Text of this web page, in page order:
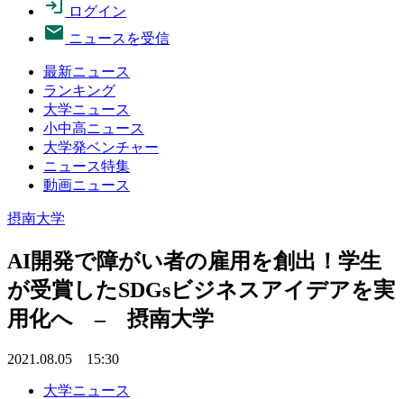
ログイン
ニュースを受信
最新ニュース
ランキング
大学ニュース
小中高ニュース
大学発ベンチャー
ニュース特集
動画ニュース
摂南大学
AI開発で障がい者の雇用を創出！学生
が受賞したSDGsビジネスアイデアを実
用化へ – 摂南大学
2021.08.05 15:30
大学ニュース